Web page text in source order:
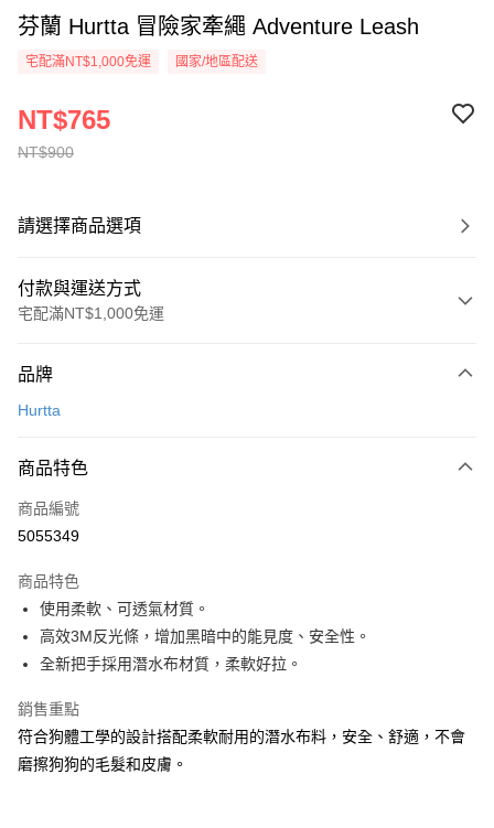
芬蘭 Hurtta 冒險家牽繩 Adventure Leash
宅配滿NT$1,000免運 國家/地區配送
NT$900
NT$765
請選擇商品選項
付款與運送方式
宅配滿NT$1,000免運
信用卡一次付款
Apple Pay
Google Pay
新竹貨運宅配
每筆NT$100，滿NT$1,000(含以上)免運費
祥億貨運
每筆NT$100，滿NT$1,000(含以上)免運費
離島宅配
每筆NT$200，滿NT$1,000(含以上)免運費
品牌
Hurtta
商品特色
商品編號
5055349
商品特色
使用柔軟、可透氣材質。
高效3M反光條，增加黑暗中的能見度、安全性。
全新把手採用潛水布材質，柔軟好拉。
銷售重點
符合狗體工學的設計搭配柔軟耐用的潛水布料，安全、舒適，不會
磨擦狗狗的毛髮和皮膚。